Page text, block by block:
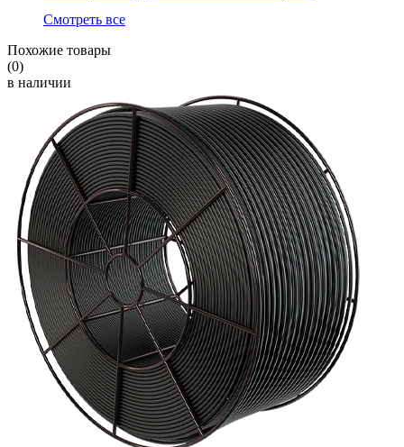
Смотреть все
Похожие товары
(0)
в наличии